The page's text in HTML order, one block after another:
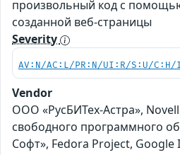
произвольный код с
созданной веб-страницы
Severity
AV:N/AC:L/PR:N/UI:R/S:U/
Vendor
ООО «РусБИТех-Астра»,
свободного программного
Софт», Fedora Project,